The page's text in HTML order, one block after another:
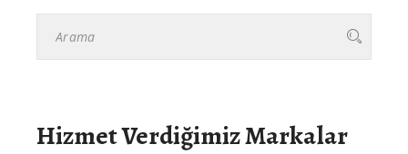
Hizmet Verdiğimiz Markalar